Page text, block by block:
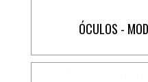
ÓCULOS -